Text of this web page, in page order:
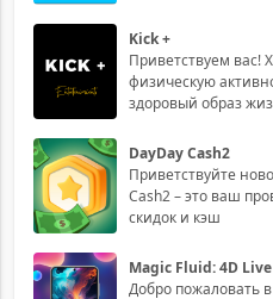
Kick +
Приветствуем вас!
физическую
здоровый образ
DayDay Cash2
Приветствуйте
Cash2 – это ваш
скидок и кэш
Magic Fluid: 4D
Добро пожаловать